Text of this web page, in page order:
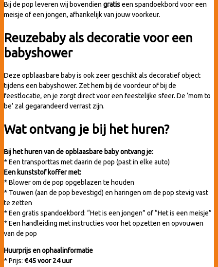
Bij de pop leveren wij bovendien gratiseen spandoekbord voor een
meisje of een jongen, afhankelijk van jouw voorkeur.
Reuzebaby als decoratie voor een
babyshower
Deze opblaasbare baby is ook zeer geschikt als decoratief object
tijdens een babyshower. Zet hem bij de voordeur of bij de
feestlocatie, en je zorgt direct voor een feestelijke sfeer. De ‘mom to
be’ zal gegarandeerd verrast zijn.
Wat ontvang je bij het huren?
Bij het huren van de opblaasbare baby ontvang je:
* Een transporttas met daarin de pop (past in elke auto)
Een kunststof koffer met:
* Blower om de pop opgeblazen te houden
* Touwen (aan de pop bevestigd) en haringen om de pop stevig vast
te zetten
* Een gratis spandoekbord: “Het is een jongen” of “Het is een meisje”
* Een handleiding met instructies voor het opzetten en opvouwen
van de pop
Huurprijs en ophaalinformatie
* Prijs: €45 voor 24 uur